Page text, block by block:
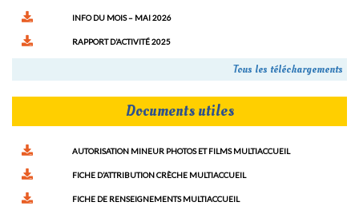
INFO DU MOIS – MAI 2026
RAPPORT D’ACTIVITÉ 2025
Tous les téléchargements
Documents utiles
AUTORISATION MINEUR PHOTOS ET FILMS MULTIACCUEIL
FICHE D’ATTRIBUTION CRÈCHE MULTIACCUEIL
FICHE DE RENSEIGNEMENTS MULTIACCUEIL